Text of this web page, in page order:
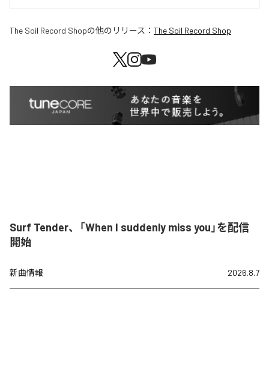
The Soil Record Shopの他のリリース： The Soil Record Shop
Surf Tender、「When I suddenly miss you」を配信
開始
新曲情報 2026.8.7